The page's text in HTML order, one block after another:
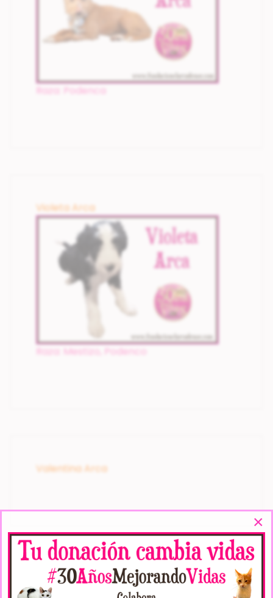
Raza: Podenca
Violeta Arca
Raza: Mestizo, Podenco
Valentina Arca
Victoria Arca
×